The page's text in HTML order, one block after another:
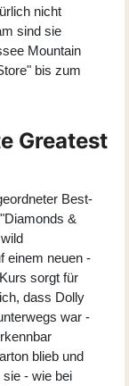
nicht
sind sie
Mountain
bis zum
Greatest
Best-
&
einem neuen -
sorgt für
dass Dolly
war -
blieb und
- wie bei